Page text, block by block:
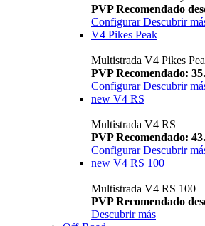
PVP Recomendado
Configurar Descubrir
V4 Pikes Peak
Multistrada V4 Pikes
PVP Recomendado:
Configurar Descubrir
new V4 RS
Multistrada V4 RS
PVP Recomendado:
ConfigurarDescubrir
new V4 RS 100
Multistrada V4 RS 100
PVP Recomendado
Descubrir más